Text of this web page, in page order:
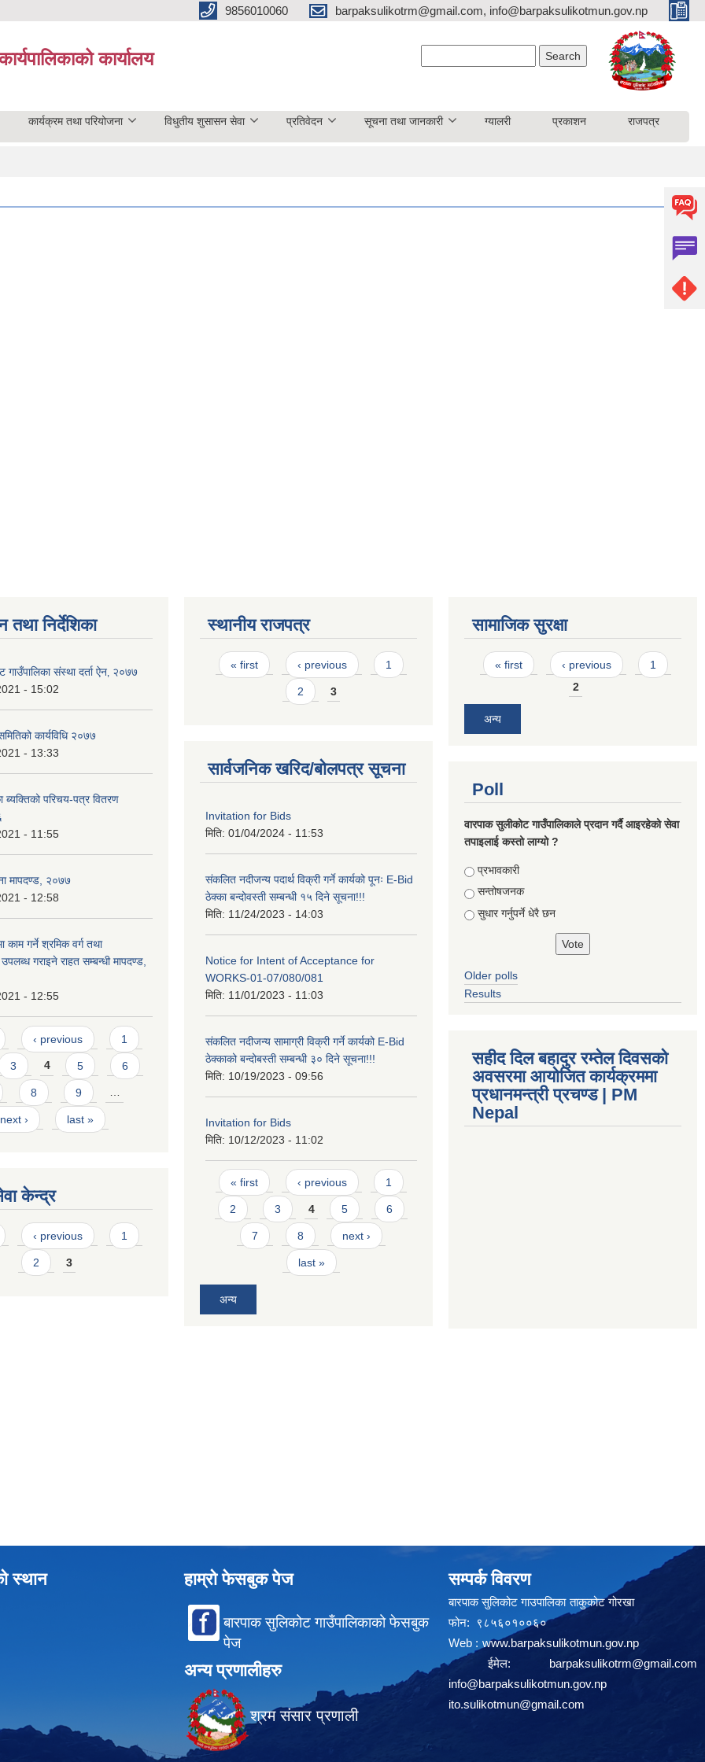
9856010060 barpaksulikotrm@gmail.com, info@barpaksulikotmun.gov.np
कार्यालय
कार्यक्रम तथा परियोजना विधुतीय शुसासन सेवा प्रतिवेदन सूचना तथा जानकारी ग्यालरी प्रकाशन राजपत्र
निर्देशिका
गाउँपालिका संस्था दर्ता ऐन‚ २०७७
- 15:02
कार्यविधि २०७७
- 13:33
ब्यक्तिको परिचय-पत्र वितरण
- 11:55
मापदण्ड, २०७७
- 12:58
काम गर्ने श्रमिक वर्ग तथा
गराइने राहत सम्बन्धी मापदण्ड,
- 12:55
‹ previous 1
3 4 5 6
8 9 …
next › last »
केन्द्र
‹ previous 1
2 3
स्थानीय राजपत्र
Pages
« first ‹ previous 1
2 3
सार्वजनिक खरिद/बोलपत्र सूचना
Invitation for Bids
मिति: 01/04/2024 - 11:53
संकलित नदीजन्य पदार्थ विक्री गर्ने कार्यको पूनः E-Bid
ठेक्का बन्दोवस्ती सम्बन्धी १५ दिने सूचना!!!
मिति: 11/24/2023 - 14:03
Notice for Intent of Acceptance for
WORKS-01-07/080/081
मिति: 11/01/2023 - 11:03
संकलित नदीजन्य सामाग्री विक्री गर्ने कार्यको E-Bid
ठेक्काको बन्दोबस्ती सम्बन्धी ३० दिने सूचना!!!
मिति: 10/19/2023 - 09:56
Invitation for Bids
मिति: 10/12/2023 - 11:02
Pages
« first ‹ previous 1
2 3 4 5 6
7 8 next ›
last »
अन्य
सामाजिक सुरक्षा
Pages
« first ‹ previous
1
2
अन्य
Poll
वारपाक सुलीकोट गाउँपालिकाले प्रदान गर्दै आइरहेको सेवा
तपाइलाई कस्तो लाग्यो ?
Choices
प्रभावकारी
सन्तोषजनक
सुधार गर्नुपर्ने धेरै छन
Older polls
Results
सहीद दिल बहादुर रम्तेल दिवसको
अवसरमा आयोजित कार्यक्रममा
प्रधानमन्त्री प्रचण्ड | PM
Nepal
स्थान हाम्रो फेसबुक पेज
बारपाक सुलिकोट गाउँपालिकाको फेसबुक
पेज
अन्य प्रणालीहरु
श्रम संसार प्रणाली
सम्पर्क विवरण
बारपाक सुलिकोट गाउपालिका ताकुकोट गोरखा
फोन: ९८५६०१००६०
Web : www.barpaksulikotmun.gov.np
ईमेल: barpaksulikotrm@gmail.com
info@barpaksulikotmun.gov.np
ito.sulikotmun@gmail.com